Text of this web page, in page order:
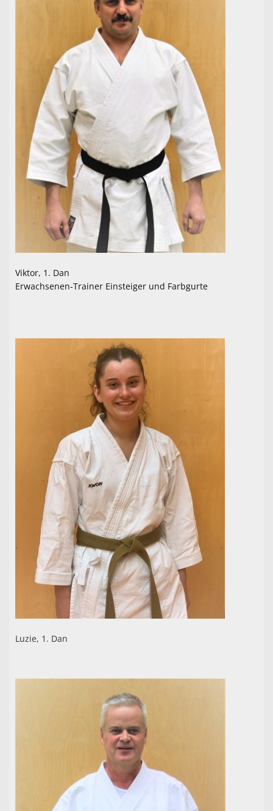
Viktor, 1. Dan
Erwachsenen-Trainer Einsteiger und Farbgurte
Luzie, 1. Dan